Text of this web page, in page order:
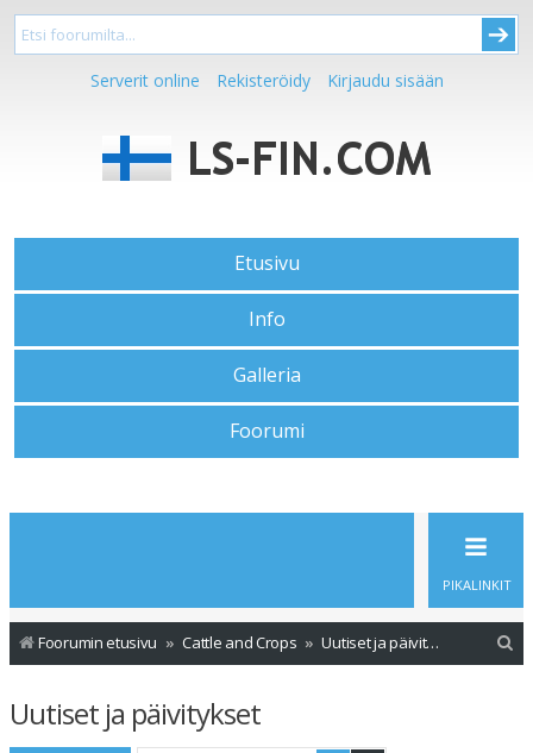
Serverit online Rekisteröidy Kirjaudu sisään
Etusivu
Info
Galleria
Foorumi
PIKALINKIT
Foorumin etusivu Cattle and Crops Uutiset ja päivitykset
Uutiset ja päivitykset